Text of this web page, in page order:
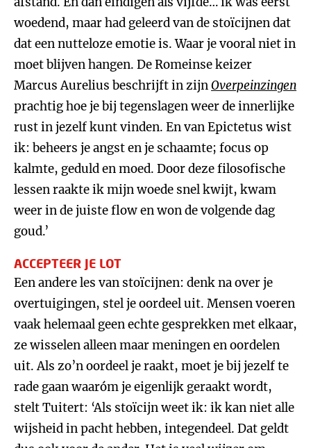
woedend, maar had geleerd van de stoïcijnen dat
dat een nutteloze emotie is. Waar je vooral niet in
moet blijven hangen. De Romeinse keizer
Marcus Aurelius beschrijft in zijnOverpeinzingen
prachtig hoe je bij tegenslagen weer de innerlijke
rust in jezelf kunt vinden. En van Epictetus wist
ik: beheers je angst en je schaamte; focus op
kalmte, geduld en moed. Door deze filosofische
lessen raakte ik mijn woede snel kwijt, kwam
weer in de juiste flow en won de volgende dag
goud.’
ACCEPTEER JE LOT
Een andere les van stoïcijnen: denk na over je
overtuigingen, stel je oordeel uit. Mensen voeren
vaak helemaal geen echte gesprekken met elkaar,
ze wisselen alleen maar meningen en oordelen
uit. Als zo’n oordeel je raakt, moet je bij jezelf te
rade gaan waaróm je eigenlijk geraakt wordt,
stelt Tuitert: ‘Als stoïcijn weet ik: ik kan niet alle
wijsheid in pacht hebben, integendeel. Dat geldt